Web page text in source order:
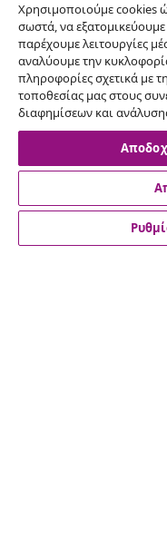
Υπαναχώρηση
Υποβάλετε αίτημα
παραγγελία σας.
Εξυπηρέτηση
Χρησιμοποιούμε cookies
σωστά, να
παρέχουμε λειτουργίες
αναλύουμε την
πληροφορίες σχετικά με
τοποθεσίας μας στους
διαφημίσεων και